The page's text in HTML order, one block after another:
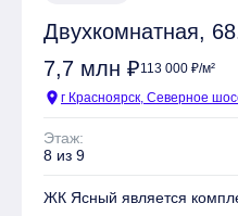
Двухкомнатная,
7,7 млн ₽113 000 ₽/м²
location_on г Красноярск, Северное
Этаж:
8 из 9
ЖК Ясный является